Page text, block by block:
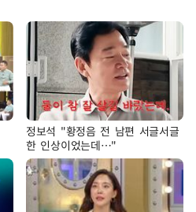
정보석 "황정음 전 남편 서글서글
한 인상이었는데…"